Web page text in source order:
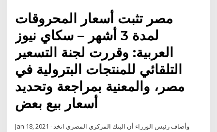
مصر تثبت أسعار المحروقات
لمدة 3 أشهر – سكاي نيوز
العربية: وقررت لجنة التسعير
التلقائي للمنتجات البترولية في
مصر، والمعنية بمراجعة وتحديد
أسعار بيع بعض
Jan 18, 2021 · وأضاف رئيس الوزراء أن البنك المركزي المصري اتخذ